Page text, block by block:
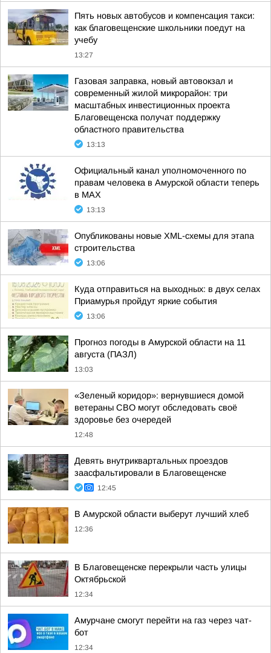
Пять новых автобусов и компенсация такси:
как благовещенские школьники поедут на
учебу
13:27
Газовая заправка, новый автовокзал и
современный жилой микрорайон: три
масштабных инвестиционных проекта
Благовещенска получат поддержку
областного правительства
13:13
Официальный канал уполномоченного по
правам человека в Амурской области теперь
в МАХ
13:13
Опубликованы новые XML-схемы для этапа
строительства
13:06
Куда отправиться на выходных: в двух селах
Приамурья пройдут яркие события
13:06
Прогноз погоды в Амурской области на 11
августа (ПАЗЛ)
13:03
«Зеленый коридор»: вернувшиеся домой
ветераны СВО могут обследовать своё
здоровье без очередей
12:48
Девять внутриквартальных проездов
заасфальтировали в Благовещенске
12:45
В Амурской области выберут лучший хлеб
12:36
В Благовещенске перекрыли часть улицы
Октябрьской
12:34
Амурчане смогут перейти на газ через чат-
бот
12:34